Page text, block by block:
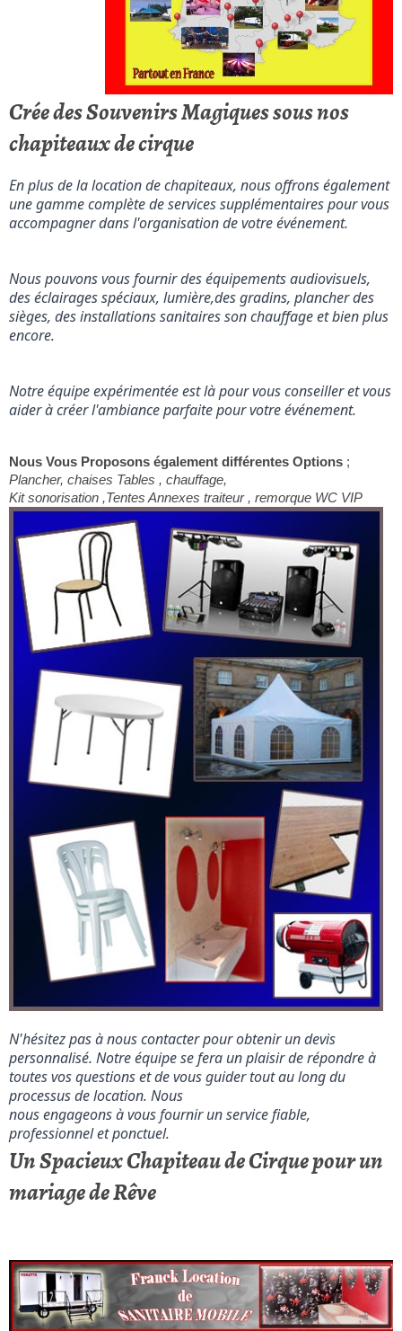
Crée des Souvenirs Magiques sous nos
chapiteaux de cirque
En plus de la location de chapiteaux, nous offrons également
une gamme complète de services supplémentaires pour vous
accompagner dans l'organisation de votre événement.
Nous pouvons vous fournir des équipements audiovisuels,
des éclairages spéciaux, lumière,des gradins, plancher des
sièges, des installations sanitaires son chauffage et bien plus
encore.
Notre équipe expérimentée est là pour vous conseiller et vous
aider à créer l'ambiance parfaite pour votre événement.
Nous Vous Proposons également différentes Options ;
Plancher, chaises Tables , chauffage,
Kit sonorisation ,Tentes Annexes traiteur , remorque WC VIP
N'hésitez pas à nous contacter pour obtenir un devis
personnalisé. Notre équipe se fera un plaisir de répondre à
toutes vos questions et de vous guider tout au long du
processus de location. Nous
nous engageons à vous fournir un service fiable,
professionnel et ponctuel.
Un Spacieux Chapiteau de Cirque pour un
mariage de Rêve